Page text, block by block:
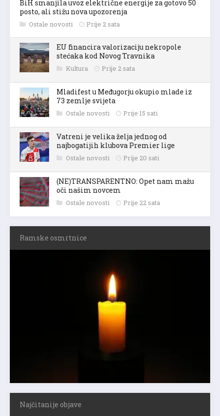
BiH smanjila uvoz električne energije za gotovo 50
posto, ali stižu nova upozorenja
Ostale novosti Prije 2 sata
EU financira valorizaciju nekropole
stećaka kod Novog Travnika
Kultura Prije 2 sata
Mladifest u Međugorju okupio mlade iz
73 zemlje svijeta
Ostale novosti Prije 15 sati
Vatreni je velika želja jednog od
najbogatijih klubova Premier lige
Ostale novosti Prije 20 sati
(NE)TRANSPARENTNO: Opet nam mažu
oči našim novcem
Ostale novosti Prije 22 sata
Ramske osmrtnice
Najčitanije objave